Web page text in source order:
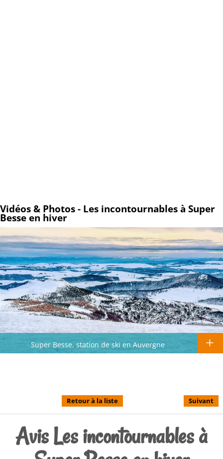
Vidéos & Photos - Les incontournables à Super
Besse en hiver
Super Besse, station de ski en Auvergne
Retour à la liste Suivant
Avis Les incontournables à